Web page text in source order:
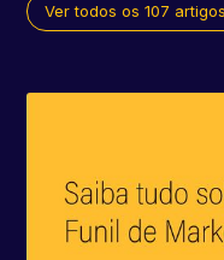
Ver todos os 107